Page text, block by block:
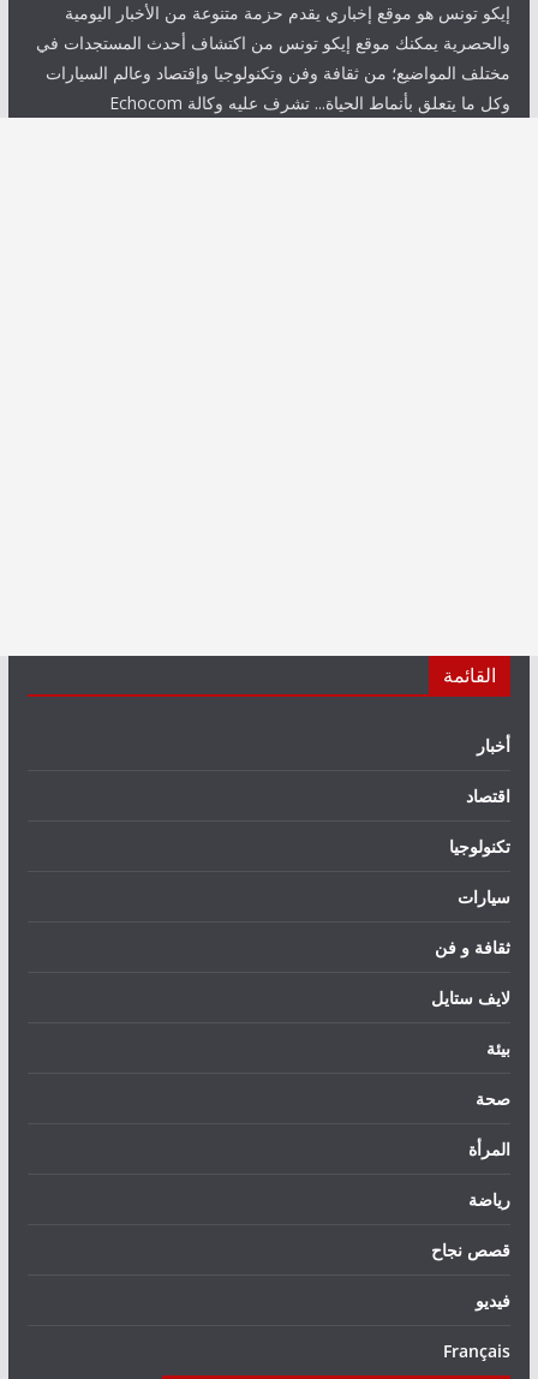
إيكو تونس هو موقع إخباري يقدم حزمة متنوعة من الأخبار اليومية
والحصرية يمكنك موقع إيكو تونس من اكتشاف أحدث المستجدات في
مختلف المواضيع؛ من ثقافة وفن وتكنولوجيا وإقتصاد وعالم السيارات
وكل ما يتعلق بأنماط الحياة... تشرف عليه وكالة Echocom
القائمة
أخبار
اقتصاد
تكنولوجيا
سيارات
ثقافة و فن
لايف ستايل
بيئة
صحة
المرأة
رياضة
قصص نجاح
فيديو
Français